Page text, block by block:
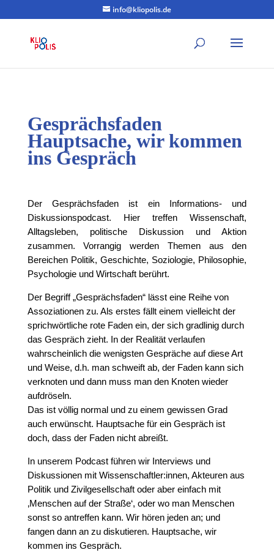
info@kliopolis.de
Gesprächsfaden
Hauptsache, wir kommen
ins Gespräch
Der Gesprächsfaden ist ein Informations- und
Diskussionspodcast. Hier treffen Wissenschaft,
Alltagsleben, politische Diskussion und Aktion
zusammen. Vorrangig werden Themen aus den
Bereichen Politik, Geschichte, Soziologie, Philosophie,
Psychologie und Wirtschaft berührt.
Der Begriff „Gesprächsfaden“ lässt eine Reihe von
Assoziationen zu. Als erstes fällt einem vielleicht der
sprichwörtliche rote Faden ein, der sich gradlinig durch
das Gespräch zieht. In der Realität verlaufen
wahrscheinlich die wenigsten Gespräche auf diese Art
und Weise, d.h. man schweift ab, der Faden kann sich
verknoten und dann muss man den Knoten wieder
aufdröseln.
Das ist völlig normal und zu einem gewissen Grad
auch erwünscht. Hauptsache für ein Gespräch ist
doch, dass der Faden nicht abreißt.
In unserem Podcast führen wir Interviews und
Diskussionen mit Wissenschaftler:innen, Akteuren aus
Politik und Zivilgesellschaft oder aber einfach mit
‚Menschen auf der Straße‘, oder wo man Menschen
sonst so antreffen kann. Wir hören jeden an; und
fangen dann an zu diskutieren. Hauptsache, wir
kommen ins Gespräch.